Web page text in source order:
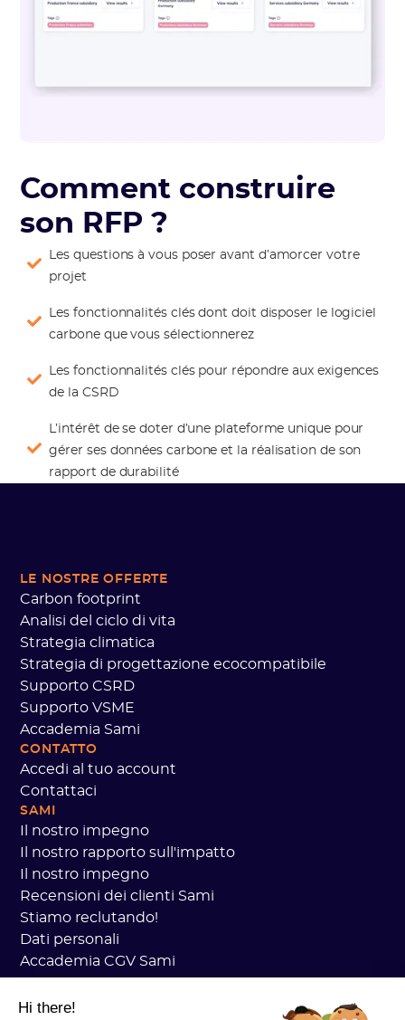
Comment construire
son RFP ?
Les questions à vous poser avant d’amorcer votre
projet
Les fonctionnalités clés dont doit disposer le logiciel
carbone que vous sélectionnerez
Les fonctionnalités clés pour répondre aux exigences
de la CSRD
L’intérêt de se doter d’une plateforme unique pour
gérer ses données carbone et la réalisation de son
rapport de durabilité
LE NOSTRE OFFERTE
Carbon footprint
Analisi del ciclo di vita
Strategia climatica
Strategia di progettazione ecocompatibile
Supporto CSRD
Supporto VSME
Accademia Sami
CONTATTO
Accedi al tuo account
Contattaci
SAMI
Il nostro impegno
Il nostro rapporto sull'impatto
Il nostro impegno
Recensioni dei clienti Sami
Stiamo reclutando!
Dati personali
Accademia CGV Sami
Stato dei servizi
Hi there!